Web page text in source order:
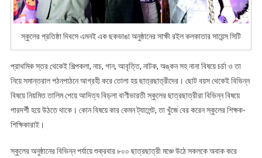
স্কুলের প্রতিষ্ঠা দিবসে এমনই এক ছকভাঙা অনুষ্ঠানের সাক্ষী রইল কলকাতার সায়েন্স সিটি
প্রাথমিক স্তর থেকেই শিল্পকলা, নাচ, গান, আবৃত্তি, নাটক, অঙ্কন সহ নানা বিষয়ে চর্চা ও তা
নিয়ে সমান্তরাল পঠনপাঠনে আগ্রহী করে তোলা হয় ছাত্রছাত্রীদের। ছোট বয়স থেকেই বিভিন্ন
বিষয়ে নিয়মিত তালিম পেয়ে আদিত্য বিড়লা বাণীভারতী স্কুলের ছাত্রছাত্রীরা বিভিন্ন বিষয়ে
পারদর্শী হয়ে উঠতে থাকে। কোন বিষয়ে কার কেমন ট্যালেন্ট, তা খুঁজে বের করেন স্কুলের শিক্ষক-
শিক্ষিকারাই।
স্কুলের অনুষ্ঠানের বিভিন্ন পর্যায়ে শুক্রবার ৮০০ ছাত্রছাত্রী মঞ্চে উঠে সকলকে অবাক করে